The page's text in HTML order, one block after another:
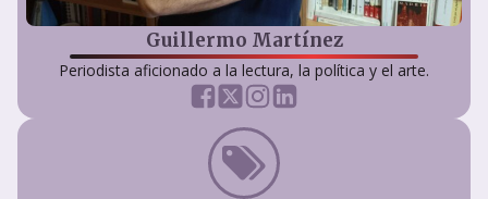
Guillermo Martínez
Periodista aficionado a la lectura, la política y el arte.